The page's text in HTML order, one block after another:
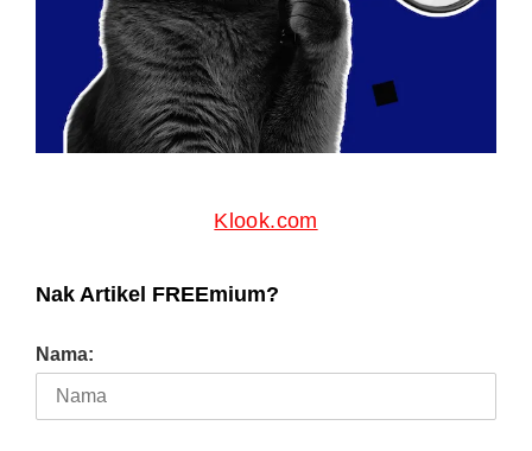
Klook.com
Nak Artikel FREEmium?
Nama: